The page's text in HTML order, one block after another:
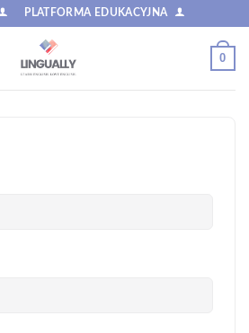
PLATFORMA EDUKACYJNA
0